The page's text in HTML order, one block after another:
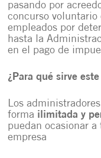
pasando por
concurso
empleados por
hasta la
en el pago de
¿Para qué sirve este
Los
forma ilimitada y
puedan ocasionar
empresa